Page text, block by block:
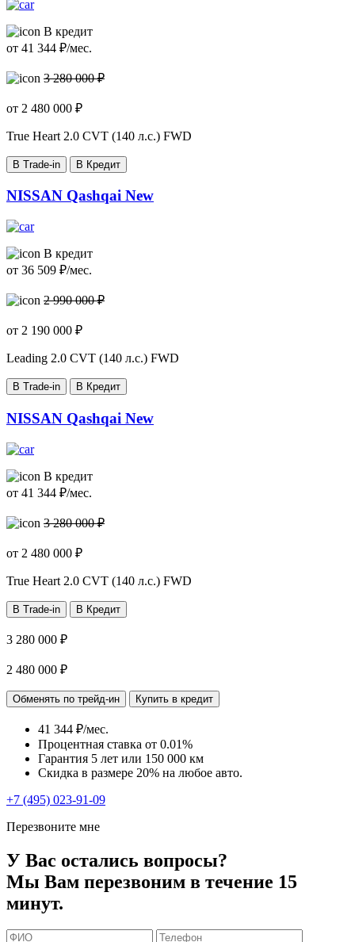
В кредит
от 41 344 ₽/мес.
3 280 000 ₽
от 2 480 000 ₽
True Heart 2.0 CVT (140 л.с.) FWD
В Trade-in В Кредит
NISSAN Qashqai New
В кредит
от 36 509 ₽/мес.
2 990 000 ₽
от 2 190 000 ₽
Leading 2.0 CVT (140 л.с.) FWD
В Trade-in В Кредит
NISSAN Qashqai New
В кредит
от 41 344 ₽/мес.
3 280 000 ₽
от 2 480 000 ₽
True Heart 2.0 CVT (140 л.с.) FWD
В Trade-in В Кредит
3 280 000 ₽
2 480 000 ₽
Обменять по трейд-ин Купить в кредит
41 344 ₽/мес.
Процентная ставка от 0.01%
Гарантия 5 лет или 150 000 км
Скидка в размере 20% на любое авто.
+7 (495) 023-91-09
Перезвоните мне
У Вас остались вопросы?
Мы Вам перезвоним в течение 15
минут.